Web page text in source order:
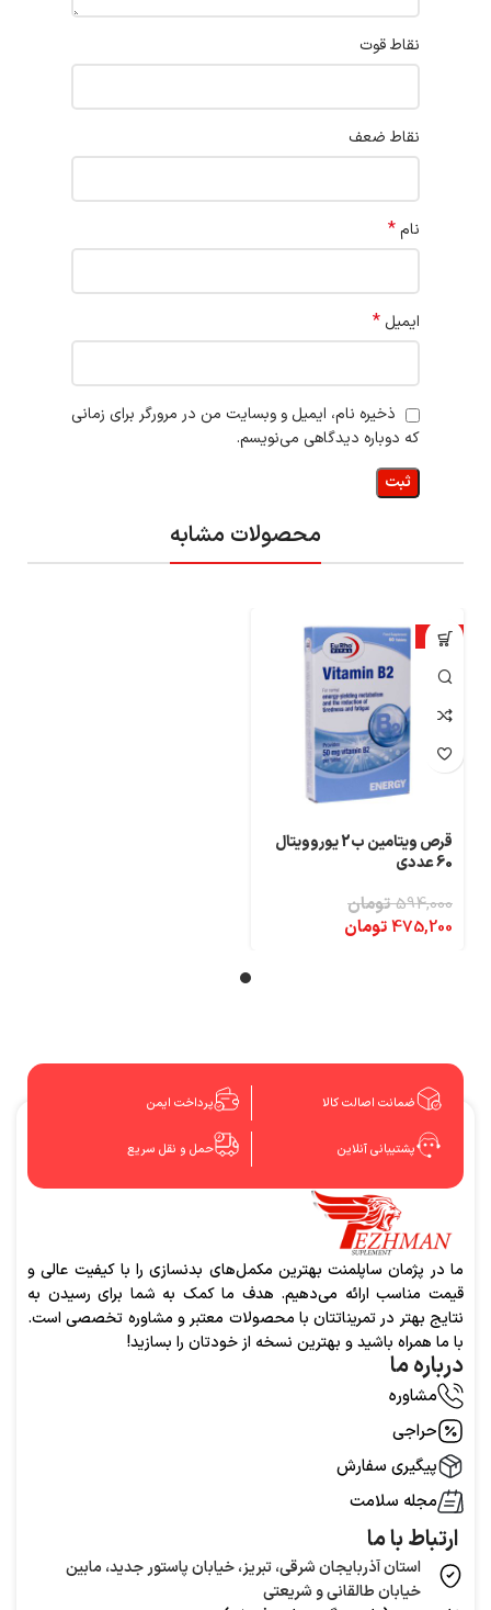
نقاط قوت
نقاط ضعف
نام*
ایمیل *
ذخیره نام، ایمیل و وبسایت من در مرورگر برای زمانی
که دوباره دیدگاهی می‌نویسم.
محصولات مشابه
-20%
قرص ویتامین ب2 یوروویتال
60 عددی
594,000 تومان
475,200تومان
ضمانت اصالت کالا پرداخت ایمن
پشتیبانی آنلاین حمل و نقل سریع
ما در پژمان ساپلمنت بهترین مکمل‌های بدنسازی را با کیفیت عالی و
قیمت مناسب ارائه می‌دهیم. هدف ما کمک به شما برای رسیدن به
نتایج بهتر در تمریناتتان با محصولات معتبر و مشاوره تخصصی است.
با ما همراه باشید و بهترین نسخه از خودتان را بسازید!
درباره ما
مشاوره
حراجی
پیگیری سفارش
مجله سلامت
ارتباط با ما
استان آذربایجان شرقی، تبریز، خیابان پاستور جدید، مابین
خیابان طالقانی و شریعتی